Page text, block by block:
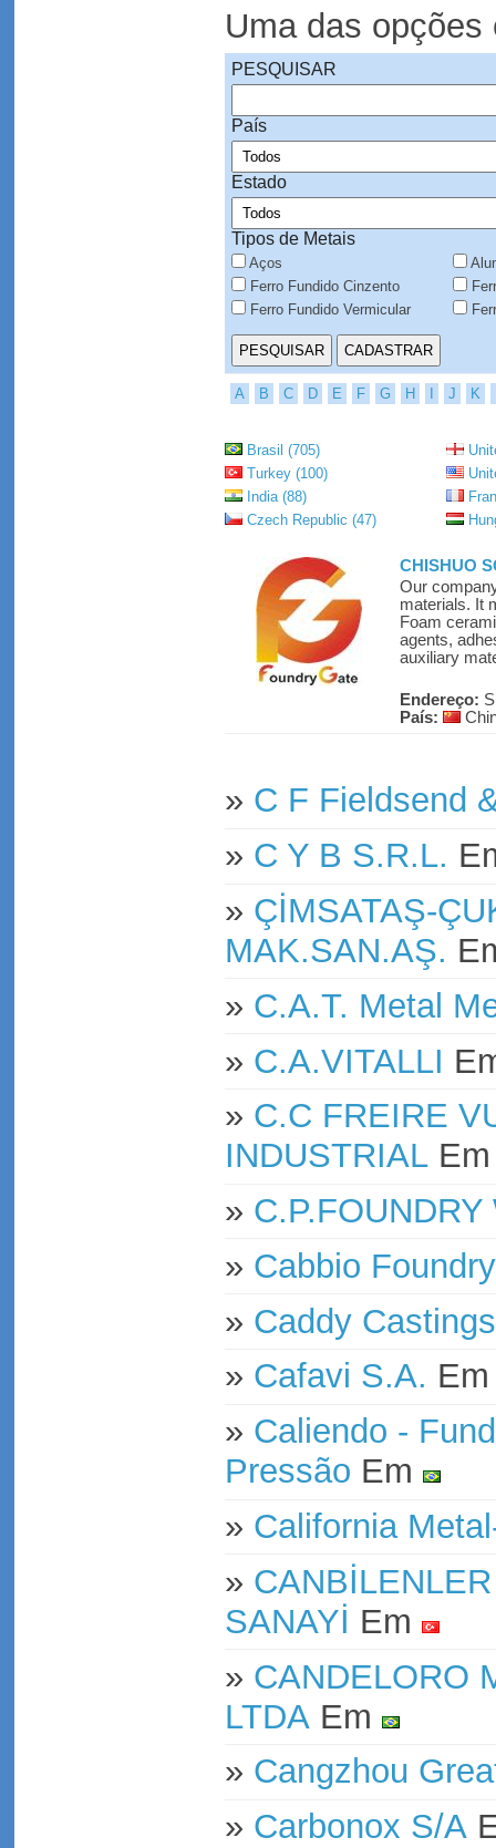
Uma das opções
PESQUISAR
País
Estado
Tipos de Metais
Aços
Ferro Fundido Cinzento
Ferro Fundido Vermicular
A B C D E F G H J K
Brasil (705)
Turkey (100)
India (88)
Czech Republic (47)
CHISHUO
Our
materials. It
Foam
agents,
auxiliary
Endereço:
País:
» C F Fieldsend
» C Y B S.R.L.
» ÇİMSATAŞ-
MAK.SAN.AŞ.
» C.A.T. Metal
» C.A.VITALLI
» C.C FREIRE
INDUSTRIAL
»
» Cabbio
» Caddy
» Cafavi S.A.
» Caliendo -
Pressão Em
» California
»
SANAYİ Em
» CANDELORO
LTDA Em
» Cangzhou
» Carbonox S/A